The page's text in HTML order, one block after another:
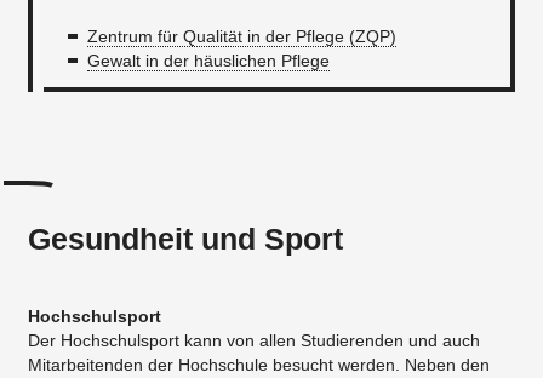
Zentrum für Qualität in der Pflege (ZQP)
Gewalt in der häuslichen Pflege
Gesundheit und Sport
Hochschulsport
Der Hochschulsport kann von allen Studierenden und auch
Mitarbeitenden der Hochschule besucht werden. Neben den